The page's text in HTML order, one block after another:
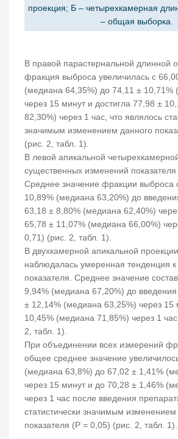
проекция; Б – четырехкамерная
– общая выборка.
В правой парастернальной длинной
фракция выброса увеличилась с
(медиана 64,35%) до 74,11 ± 10,71%
через 15 минут и достигла 77,98 ±
82,30%) через 1 час, что являлось
значимым изменением данного
(рис. 2, табл. 1).
В левой апикальной
существенных изменений показателя
Среднее значение фракции выброса
10,89% (медиана 63,20%) до
63,18 ± 8,80% (медиана 62,40%)
65,78 ± 11,07% (медиана 66,00%)
0,71) (рис. 2, табл. 1).
В двухкамерной апикальной
наблюдалась умеренная тенденция
показателя. Среднее значение
9,94% (медиана 67,20%) до
± 12,14% (медиана 63,25%) через 15
10,45% (медиана 71,85%) через 1
2, табл. 1).
При объединении всех измерений
общее среднее значение
(медиана 63,8%) до 67,02 ± 1,41%
через 15 минут и до 70,28 ± 1,46%
через 1 час после введения
статистически значимым изменением
показателя (Р = 0,05) (рис. 2, табл. 1).